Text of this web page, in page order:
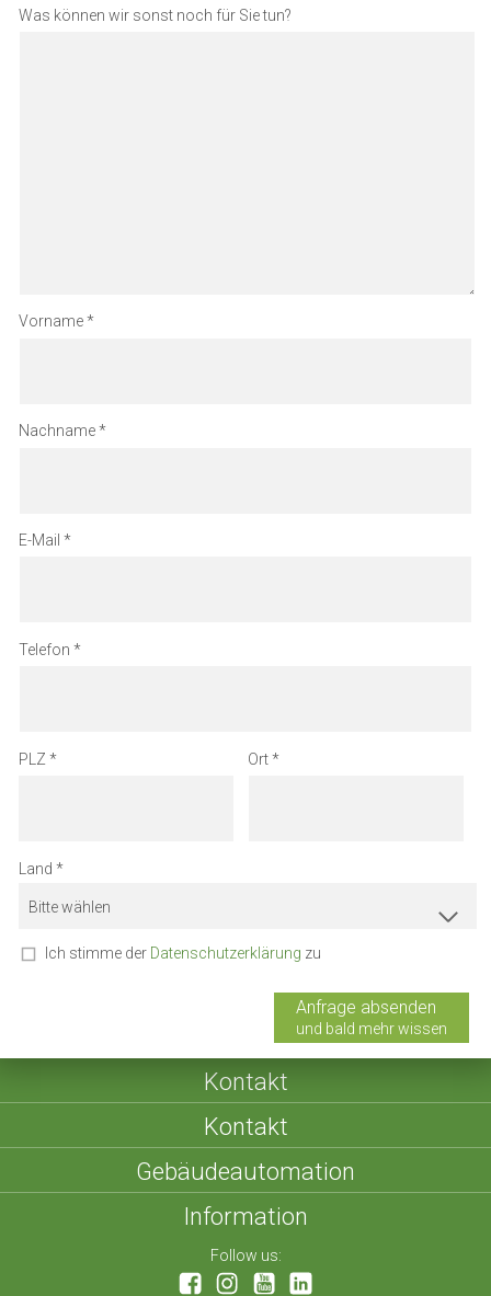
Was können wir sonst noch für Sie tun?
Vorname
Nachname
E-Mail
Telefon
PLZ Ort
Land
Bitte wählen
Ich stimme der Datenschutzerklärung zu
Anfrage absenden
und bald mehr wissen
Kontakt
Kontakt
Gebäudeautomation
Information
Follow us: